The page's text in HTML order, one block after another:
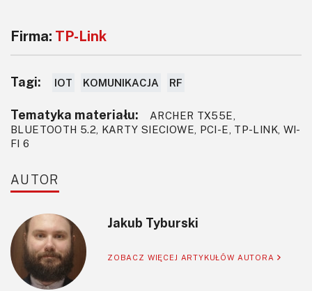
Firma: TP-Link
Tagi: IOT KOMUNIKACJA RF
Tematyka materiału:
ARCHER TX55E,
BLUETOOTH 5.2, KARTY SIECIOWE, PCI-E, TP-LINK, WI-
FI 6
AUTOR
Jakub Tyburski
ZOBACZ WIĘCEJ ARTYKUŁÓW AUTORA